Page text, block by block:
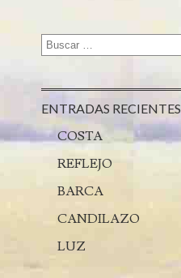
ENTRADAS RECIENTES
COSTA
REFLEJO
BARCA
CANDILAZO
LUZ